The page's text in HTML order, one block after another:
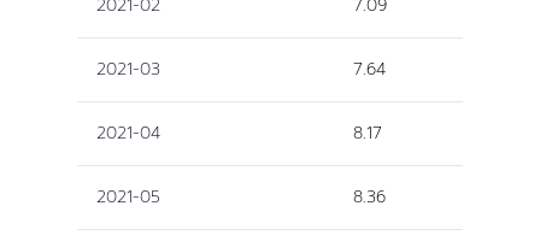
2021-02 7.09
2021-03 7.64
2021-04 8.17
2021-05 8.36